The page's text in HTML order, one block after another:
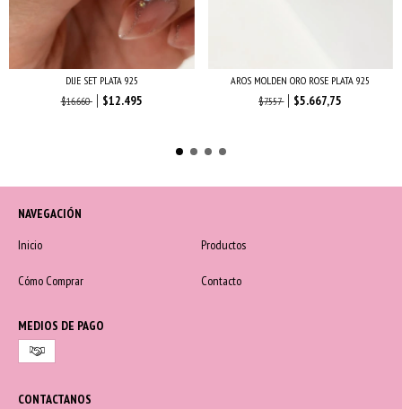
DIJE SET PLATA 925
$16.660
$12.495
AROS MOLDEN ORO ROSE PLATA 925
$7.557
$5.667,75
NAVEGACIÓN
Inicio
Productos
Cómo Comprar Contacto
MEDIOS DE PAGO
CONTACTANOS